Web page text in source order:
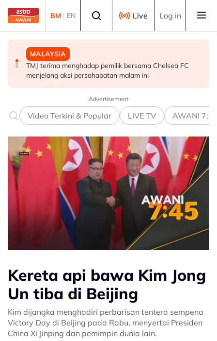
Skip to main content
BM | EN Live Log in
MALAYSIA
TMJ terima menghadap pemilik bersama Chelsea FC
menjelang aksi persahabatan malam ini
SUKAN
Gabriel Palmero sah milik JDT!
MALAYSIA
Kementerian Komunikasi akan cadang gotong-royong
mega perangi Aedes - Fahmi
Advertisement
Video Terkini & Popular LIVE TV AWANI
Kereta api bawa Kim Jong
Un tiba di Beijing
Kim dijangka menghadiri perbarisan tentera sempena
Victory Day di Beijing pada Rabu, menyertai Presiden
China Xi Jinping dan pemimpin dunia lain.